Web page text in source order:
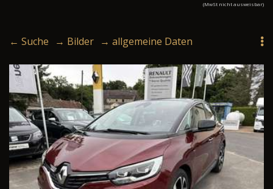
(MwSt nicht ausweisbar)
← Suche → Bilder → allgemeine Daten